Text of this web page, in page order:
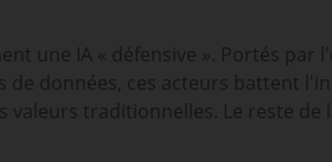
une IA « défensive ». Portés par
données, ces acteurs battent
traditionnelles. Le reste de